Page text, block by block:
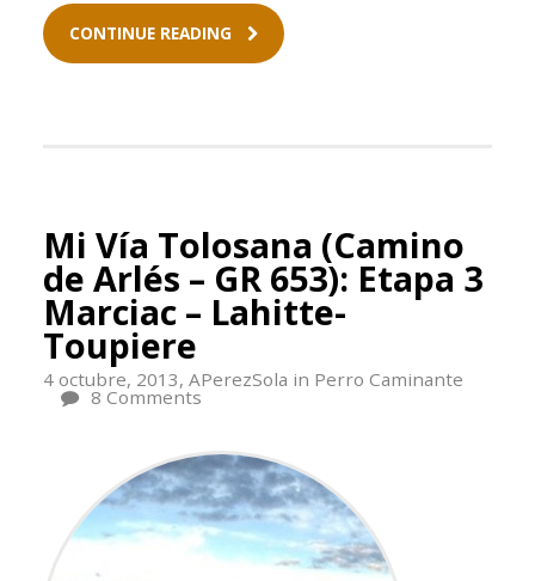
CONTINUE READING
Mi Vía Tolosana (Camino
de Arlés – GR 653): Etapa 3
Marciac – Lahitte-
Toupiere
4 octubre, 2013, APerezSola in Perro Caminante
8 Comments